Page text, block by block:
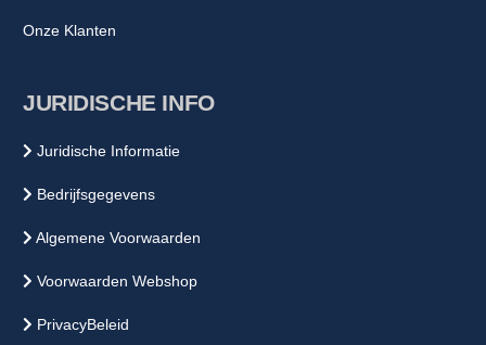
Onze Klanten
JURIDISCHE INFO
Juridische Informatie
Bedrijfsgegevens
Algemene Voorwaarden
Voorwaarden Webshop
PrivacyBeleid